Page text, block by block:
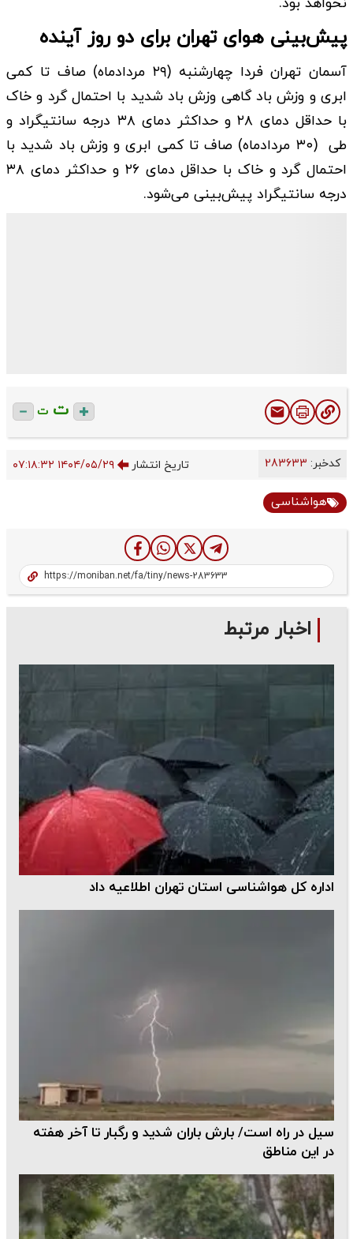
پیش‌بینی هوای تهران برای دو روز آینده
آسمان تهران فردا چهارشنبه (۲۹ مردادماه) صاف تا کمی
ابری و وزش باد گاهی وزش باد شدید با احتمال گرد و خاک
با حداقل دمای ۲۸ و حداکثر دمای ۳۸ درجه سانتیگراد و
طی ‌ (۳۰ مردادماه) صاف تا کمی ابری و وزش باد شدید با
احتمال گرد و خاک با حداقل دمای ۲۶ و حداکثر دمای ۳۸
درجه سانتیگراد پیش‌بینی می‌شود.
ت ت
کدخبر: تاریخ انتشار ۱۴۰۴/۰۵/۲۹ ۰۷:۱۸:۳۲
هواشناسی
اخبار مرتبط
اداره کل هواشناسی استان تهران اطلاعیه داد
سیل در راه است/ بارش باران شدید و رگبار تا آخر هفته
در این مناطق